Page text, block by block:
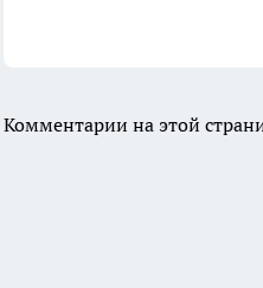
Комментарии на этой